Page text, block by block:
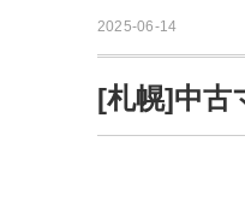
2025-06-14
[札幌]中古